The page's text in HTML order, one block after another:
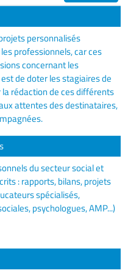
personnalisés
professionnels, car ces
concernant les
de doter les stagiaires de
rédaction de ces différents
attentes des destinataires,
du secteur social et
: rapports, bilans, projets
spécialisés,
psychologues, AMP...)